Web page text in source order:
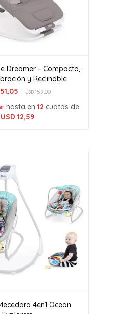
Dreamer – Compacto,
y Reclinable
USD159,00
hasta en12 cuotas de
USD 12,59
4en1 Ocean